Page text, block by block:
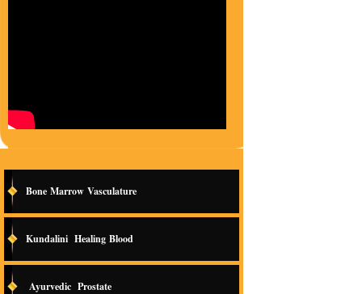
Bone Marrow Vasculature
Kundalini Healing Blood
Ayurvedic Prostate